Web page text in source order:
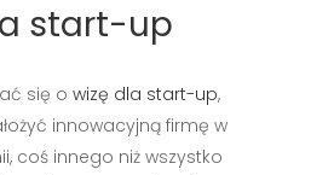
start-up
się o wizę dla start-up,
innowacyjną firmę w
coś innego niż wszystko